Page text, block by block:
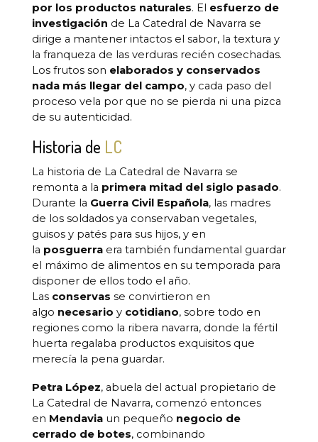
por los productos naturales. El esfuerzo de
investigación de La Catedral de Navarra se
dirige a mantener intactos el sabor, la textura y
la franqueza de las verduras recién cosechadas.
Los frutos son elaborados y conservados
nada más llegar del campo, y cada paso del
proceso vela por que no se pierda ni una pizca
de su autenticidad.
Historia de LC
La historia de La Catedral de Navarra se
remonta a la primera mitad del siglo pasado.
Durante la Guerra Civil Española, las madres
de los soldados ya conservaban vegetales,
guisos y patés para sus hijos, y en
la posguerra era también fundamental guardar
el máximo de alimentos en su temporada para
disponer de ellos todo el año.
Las conservas se convirtieron en
algo necesario y cotidiano, sobre todo en
regiones como la ribera navarra, donde la fértil
huerta regalaba productos exquisitos que
merecía la pena guardar.
Petra López, abuela del actual propietario de
La Catedral de Navarra, comenzó entonces
en Mendavia un pequeño negocio de
cerrado de botes, combinando